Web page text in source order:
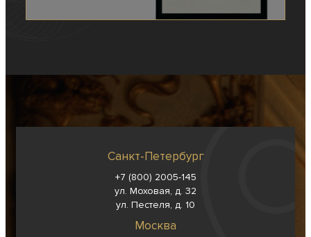
Санкт-Петербург
+7 (800) 2005-145
ул. Моховая, д. 32
ул. Пестеля, д. 10
Москва